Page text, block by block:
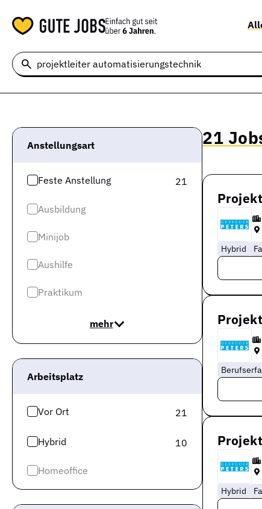
Anstellungsart
Feste Anstellung 21
Ausbildung
Minijob
Aushilfe
Praktikum
mehr
Arbeitsplatz
Vor Ort 21
Hybrid 10
Homeoffice
21
Hybrid
Hybrid